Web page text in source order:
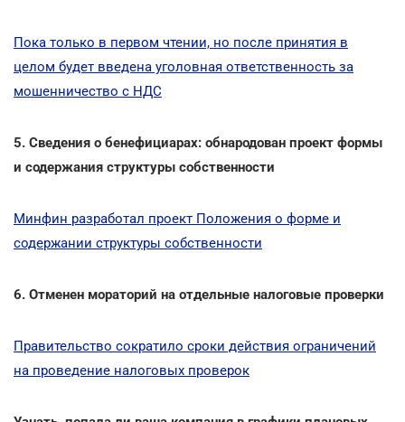
Пока только в первом чтении, но после принятия в
целом будет введена уголовная ответственность за
мошенничество с НДС
5. Сведения о бенефициарах: обнародован проект формы
и содержания структуры собственности
Минфин разработал проект Положения о форме и
содержании структуры собственности
6. Отменен мораторий на отдельные налоговые проверки
Правительство сократило сроки действия ограничений
на проведение налоговых проверок